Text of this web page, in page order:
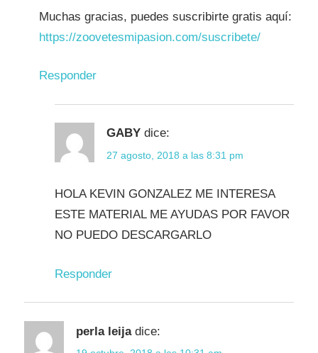
Muchas gracias, puedes suscribirte gratis aquí:
https://zoovetesmipasion.com/suscribete/
Responder
GABY dice:
27 agosto, 2018 a las 8:31 pm
HOLA KEVIN GONZALEZ ME INTERESA
ESTE MATERIAL ME AYUDAS POR FAVOR
NO PUEDO DESCARGARLO
Responder
perla leija dice: